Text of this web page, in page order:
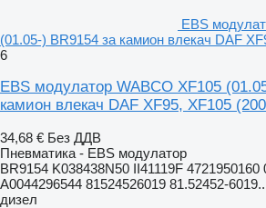
EBS
(01.05-) BR9154 за камион влекач DAF
6
EBS модулатор WABCO XF105
камион влекач DAF XF95, XF105
34,68 € Без ДДВ
Пневматика - EBS модулатор
BR9154 K038438N50 II41119F 4721950160
A0044296544 81524526019 81.52452-
дизел